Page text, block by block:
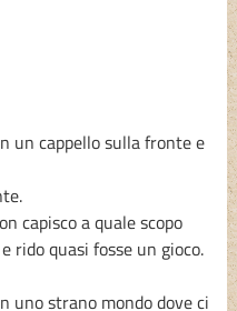
un cappello sulla fronte e
capisco a quale scopo
rido quasi fosse un gioco.
uno strano mondo dove ci